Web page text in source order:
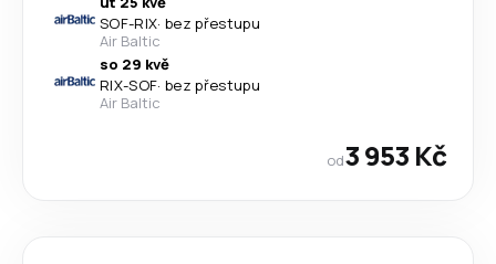
SOF-RIX· bez přestupu
Air Baltic
so 29 kvě
RIX-SOF· bez přestupu
Air Baltic
od3 953 Kč